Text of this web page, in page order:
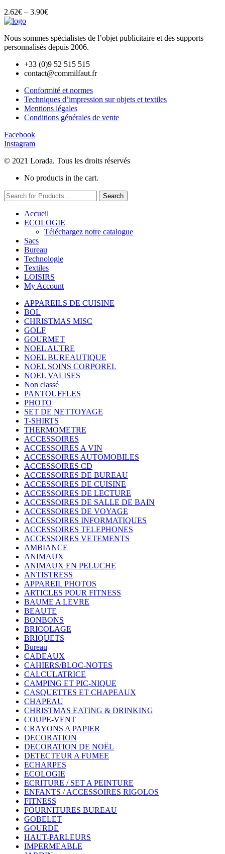
2.62€ – 3.90€
Nous sommes spécialistes de l’objet publicitaire et des supports
personnalisés depuis 2006.
+33 (0)9 52 515 515
contact@commilfaut.fr
Conformité et normes
Techniques d’impression sur objets et textiles
Mentions légales
Conditions générales de vente
Facebook
Instagram
© 2021 Lorada. Tous les droits réservés
No products in the cart.
Search
Accueil
ECOLOGIE
Téléchargez notre catalogue
Sacs
Bureau
Technologie
Textiles
LOISIRS
My Account
APPAREILS DE CUISINE
BOL
CHRISTMAS MISC
GOLF
GOURMET
NOEL AUTRE
NOEL BUREAUTIQUE
NOEL SOINS CORPOREL
NOEL VALISES
Non classé
PANTOUFFLES
PHOTO
SET DE NETTOYAGE
T-SHIRTS
THERMOMETRE
ACCESSOIRES
ACCESSOIRES A VIN
ACCESSOIRES AUTOMOBILES
ACCESSOIRES CD
ACCESSOIRES DE BUREAU
ACCESSOIRES DE CUISINE
ACCESSOIRES DE LECTURE
ACCESSOIRES DE SALLE DE BAIN
ACCESSOIRES DE VOYAGE
ACCESSOIRES INFORMATIQUES
ACCESSOIRES TELEPHONES
ACCESSOIRES VETEMENTS
AMBIANCE
ANIMAUX
ANIMAUX EN PELUCHE
ANTISTRESS
APPAREIL PHOTOS
ARTICLES POUR FITNESS
BAUME A LEVRE
BEAUTE
BONBONS
BRICOLAGE
BRIQUETS
Bureau
CADEAUX
CAHIERS/BLOC-NOTES
CALCULATRICE
CAMPING ET PIC-NIQUE
CASQUETTES ET CHAPEAUX
CHAPEAU
CHRISTMAS EATING & DRINKING
COUPE-VENT
CRAYONS A PAPIER
DECORATION
DECORATION DE NOËL
DETECTEUR A FUMEE
ECHARPES
ECOLOGIE
ECRITURE / SET A PEINTURE
ENFANTS / ACCESSOIRES RIGOLOS
FITNESS
FOURNITURES BUREAU
GOBELET
GOURDE
HAUT-PARLEURS
IMPERMEABLE